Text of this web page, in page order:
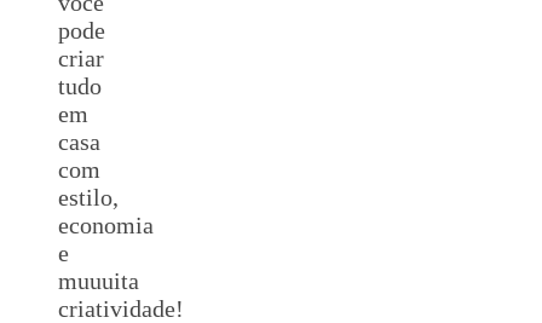
pode
criar
tudo
em
casa
com
estilo,
economia
e
muuuita
criatividade!